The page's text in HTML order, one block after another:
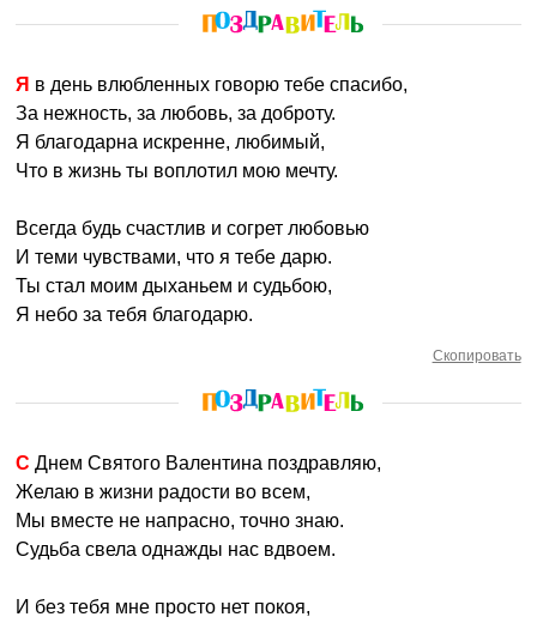
Я в день влюбленных говорю тебе спасибо,
За нежность, за любовь, за доброту.
Я благодарна искренне, любимый,
Что в жизнь ты воплотил мою мечту.
Всегда будь счастлив и согрет любовью
И теми чувствами, что я тебе дарю.
Ты стал моим дыханьем и судьбою,
Я небо за тебя благодарю.
Скопировать
С Днем Святого Валентина поздравляю,
Желаю в жизни радости во всем,
Мы вместе не напрасно, точно знаю.
Судьба свела однажды нас вдвоем.
И без тебя мне просто нет покоя,